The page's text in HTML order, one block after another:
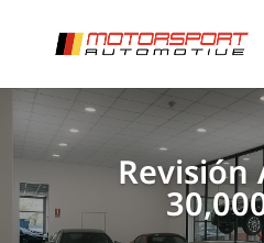
Revisión
[/et_pb_slide] [/et_pb_slide]